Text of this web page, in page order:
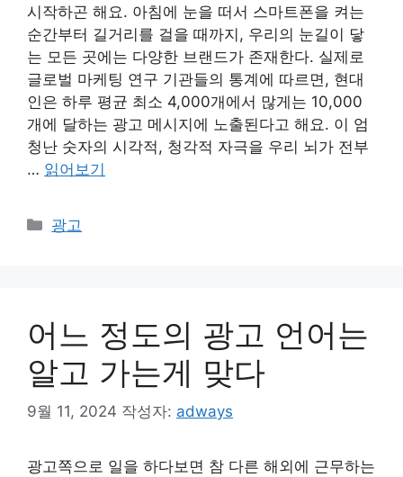
시작하곤 해요. 아침에 눈을 떠서 스마트폰을 켜는
순간부터 길거리를 걸을 때까지, 우리의 눈길이 닿
는 모든 곳에는 다양한 브랜드가 존재한다. 실제로
글로벌 마케팅 연구 기관들의 통계에 따르면, 현대
인은 하루 평균 최소 4,000개에서 많게는 10,000
개에 달하는 광고 메시지에 노출된다고 해요. 이 엄
청난 숫자의 시각적, 청각적 자극을 우리 뇌가 전부
… 읽어보기
카
광고
어느 정도의 광고 언어는
알고 가는게 맞다
9월 11, 2024 작성자: adways
광고쪽으로 일을 하다보면 참 다른 해외에 근무하는